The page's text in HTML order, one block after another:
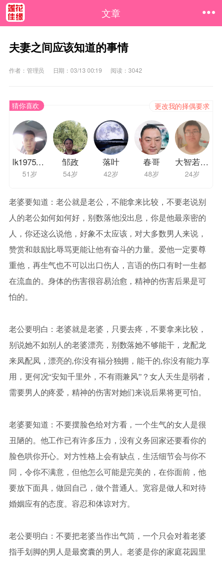
文章
夫妻之间应该知道的事情
作者：管理员 日期：03/13 00:19 阅读：3042
猜你喜欢 更改我的择偶要求
lk19751231
51岁
邹政
54岁
落叶
42岁
春哥
48岁
大智若愚彻悟
24岁
老婆要知道：老公就是老公，不能拿来比较，不要老说别
人的老公如何如何好，别数落他没出息，你是他最亲密的
人，你还这么说他，好象不太应该，对大多数男人来说，
赞赏和鼓励比辱骂更能让他有奋斗的力量。爱他一定要尊
重他，再生气也不可以出口伤人，言语的伤口有时一生都
在流血的。身体的伤害很容易治愈，精神的伤害后果是可
怕的。
老公要明白：老婆就是老婆，只要去疼，不要拿来比较，
别说她不如别人的老婆漂亮，别数落她不够能干，龙配龙
来凤配凤，漂亮的,你没有福分独拥，能干的,你没有能力享
用，更何况“安知千里外，不有雨兼风”？女人天生是弱者，
需要男人的疼爱，精神的伤害对她们来说后果将更可怕。
老婆要知道：不要摆脸色给对方看，一个生气的女人是很
丑陋的。他工作已有许多压力，没有义务回家还要看你的
脸色哄你开心。对方性格上会有缺点，生活细节会与你不
同，令你不满意，但他怎么可能是完美的，在你面前，他
要放下面具，做回自己，做个普通人。宽容是做人和对待
婚姻应有的态度。容忍和体谅对方。
老公要明白：不要把老婆当作出气筒，一个只会对着老婆
指手划脚的男人是最窝囊的男人。老婆是你的家庭花园里